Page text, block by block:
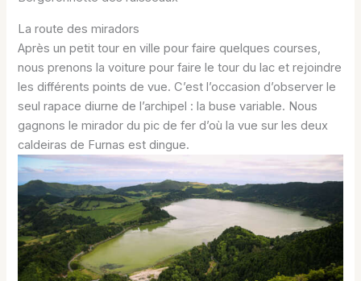
La route des miradors
Après un petit tour en ville pour faire quelques courses,
nous prenons la voiture pour faire le tour du lac et rejoindre
les différents points de vue. C’est l’occasion d’observer le
seul rapace diurne de l’archipel : la buse variable. Nous
gagnons le mirador du pic de fer d’où la vue sur les deux
caldeiras de Furnas est dingue.